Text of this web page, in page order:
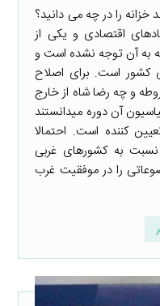
را در چه می­ دانید؟
اقتصادی و یکی از
به آن توجه نشده است و
کشور است. برای اصلاح
و چه رضا شاه از خارج
آن دوره می­دانستند
کننده است. احتمالا
به کشورهای غربی
را در موفقیت غرب